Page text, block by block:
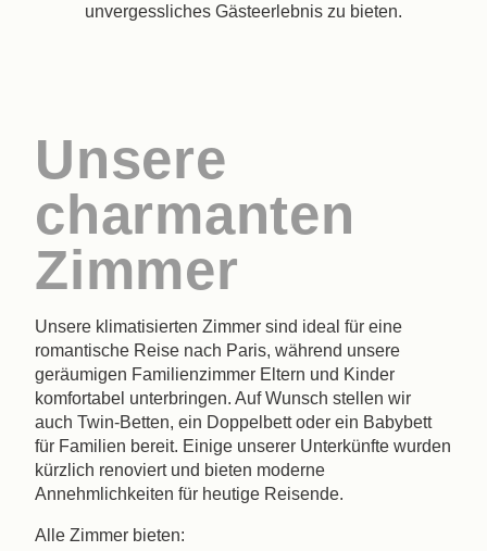
unvergessliches Gästeerlebnis zu bieten.
Unsere
charmanten
Zimmer
Unsere klimatisierten Zimmer sind ideal für eine
romantische Reise nach Paris, während unsere
geräumigen Familienzimmer Eltern und Kinder
komfortabel unterbringen. Auf Wunsch stellen wir
auch Twin-Betten, ein Doppelbett oder ein Babybett
für Familien bereit. Einige unserer Unterkünfte wurden
kürzlich renoviert und bieten moderne
Annehmlichkeiten für heutige Reisende.
Alle Zimmer bieten: